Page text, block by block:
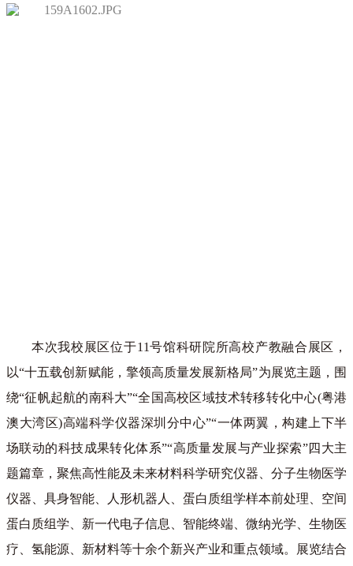
本次我校展区位于11号馆科研院所高校产教融合展区，
以“十五载创新赋能，擎领高质量发展新格局”为展览主题，围
绕“征帆起航的南科大”“全国高校区域技术转移转化中心(粤港
澳大湾区)高端科学仪器深圳分中心”“一体两翼，构建上下半
场联动的科技成果转化体系”“高质量发展与产业探索”四大主
题篇章，聚焦高性能及未来材料科学研究仪器、分子生物医学
仪器、具身智能、人形机器人、蛋白质组学样本前处理、空间
蛋白质组学、新一代电子信息、智能终端、微纳光学、生物医
疗、氢能源、新材料等十余个新兴产业和重点领域。展览结合